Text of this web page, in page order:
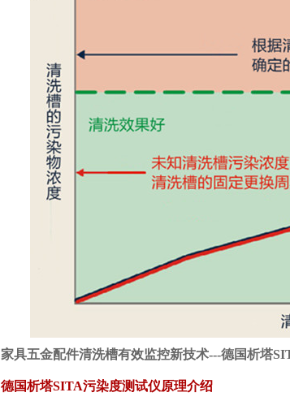
家具五金配件清洗槽有效监控新技术---德国析塔
德国析塔SITA污染度测试仪原理介绍